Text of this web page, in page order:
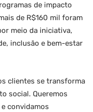
de impacto
de R$160 mil foram
meio da iniciativa,
inclusão e bem-estar
clientes se transforma
social. Queremos
convidamos